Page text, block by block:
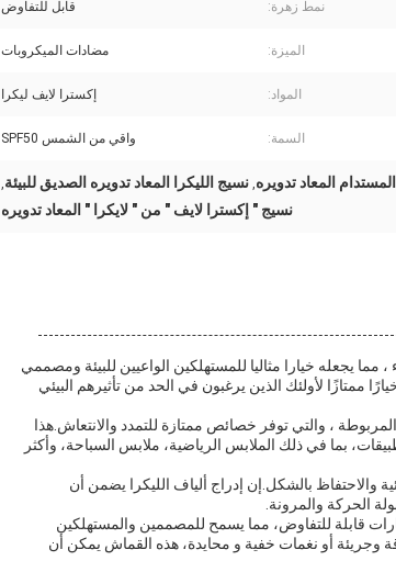
نمط زهرة: قابل للتفاوض
الميزة: مضادات الميكروبات
المواد: إكسترا لايف ليكرا
السمة: واقي من الشمس SPF50
المعاد تدويره, نسيج الليكرا المعاد تدويره الصديق للبيئة,
نسيج " إكسترا لايف " من " لايكرا " المعاد تدويره
مما يجعله خيارا مثاليا للمستهلكين الواعيين للبيئة ومصممي
ممتازًا لأولئك الذين يرغبون في الحد من تأثيرهم البيئي
المربوطة ، والتي توفر خصائص ممتازة للتمدد والانتعاش.هذا
بما في ذلك الملابس الرياضية، ملابس السباحة، وأكثر
والاحتفاظ بالشكل.إن إدراج ألياف الليكرا يضمن أن
الحركة والمرونة.
قابلة للتفاوض، مما يسمح للمصممين والمستهلكين
أو نغمات خفية و محايدة، هذه القماش يمكن أن